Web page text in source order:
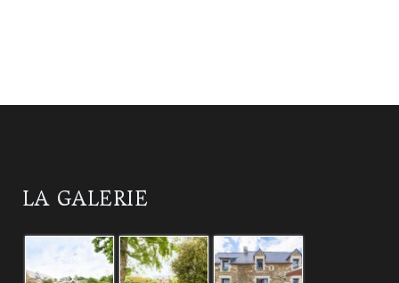
LA GALERIE